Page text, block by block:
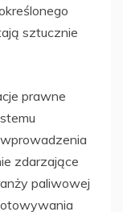
sztucznie
prawne
zdarzające
paliwowej